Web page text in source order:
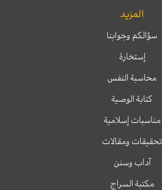
المزيد
سؤالكم وجوابنا
إستخارة
محاسبة النفس
كتابة الوصية
مناسبات إسلامية
تحقيقات ومقالات
آداب وسنن
مكتبة السراج